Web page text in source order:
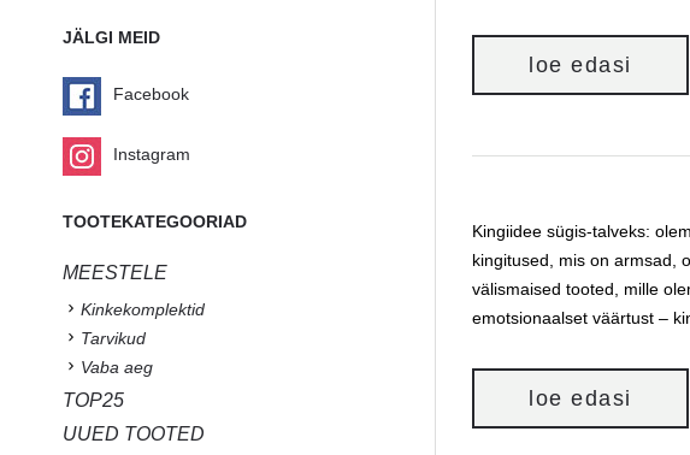
loe edasi
Kingiidee sügis-talveks:
kingitused, mis on armsad,
välismaised tooted, mille
emotsionaalset väärtust –
loe edasi
JÄLGI MEID
Facebook
Instagram
TOOTEKATEGOORIAD
MEESTELE
Kinkekomplektid
Tarvikud
Vaba aeg
TOP25
UUED TOOTED